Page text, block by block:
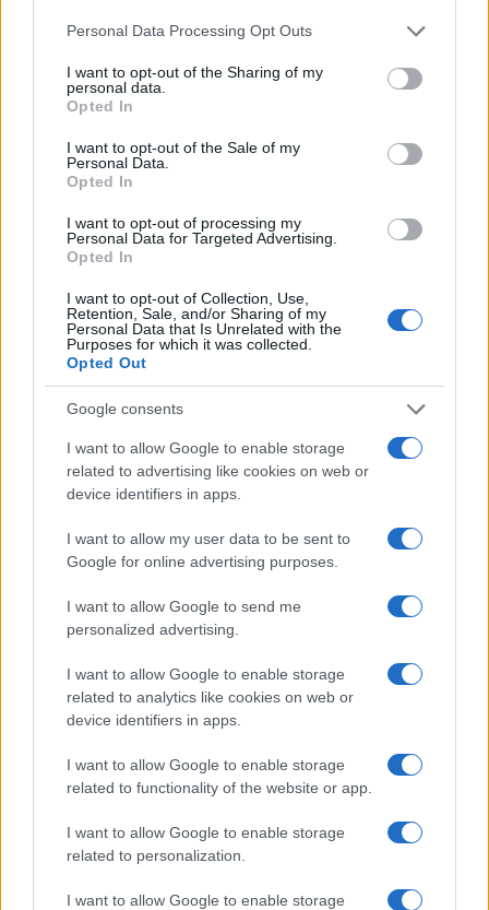
Please note that this website/app uses one or more Google
not limited to your visit or usage behaviour. You may click to
grant or deny consent to Google and its third-party tags to
use your data for below specified purposes in below Google
consent section.
Personal Data Processing Opt Outs
I want to opt-out of the Sharing of my
personal data.
Opted In
I want to opt-out of the Sale of my
Personal Data.
Opted In
I want to opt-out of processing my
Personal Data for Targeted Advertising.
Opted In
I want to opt-out of Collection, Use,
Retention, Sale, and/or Sharing of my
Personal Data that Is Unrelated with the
Purposes for which it was collected.
Opted Out
Google consents
I want to allow Google to enable storage
related to advertising like cookies on web or
device identifiers in apps.
I want to allow my user data to be sent to
Google for online advertising purposes.
I want to allow Google to send me
personalized advertising.
I want to allow Google to enable storage
related to analytics like cookies on web or
device identifiers in apps.
I want to allow Google to enable storage
related to functionality of the website or app.
I want to allow Google to enable storage
related to personalization.
I want to allow Google to enable storage
quando annotò la rimonta al box stampa dello
quell'appunto nacque la sua linea editoriale,
che propugna spiegazioni visive per il tifoso
allenatore under15 al Chieri e ciclista urbano.
Continua a leggere
CALCIO